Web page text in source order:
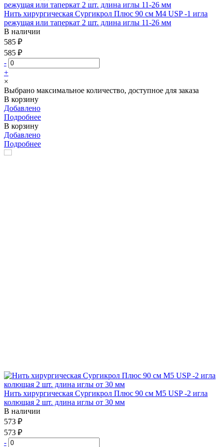
Нить хирургическая Сургикрол Плюс 90 см М4 USP -1 игла
режущая или таперкат 2 шт. длина иглы 11-26 мм
В наличии
585 ₽
585 ₽
-
+
×
Выбрано максимальное количество, доступное для заказа
В корзину
Добавлено
Подробнее
В корзину
Добавлено
Подробнее
Нить хирургическая Сургикрол Плюс 90 см М5 USP -2 игла
колющая 2 шт. длина иглы от 30 мм
В наличии
573 ₽
573 ₽
-